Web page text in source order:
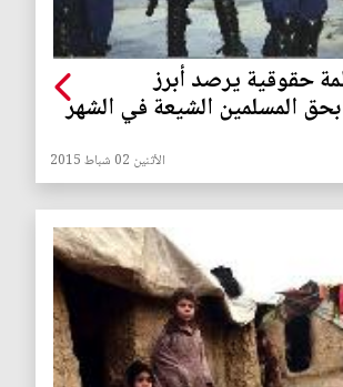
حقوقية يرصد أبرز
بحق المسلمين الشيعة في الشهر
الأثنين 02 شباط 2015